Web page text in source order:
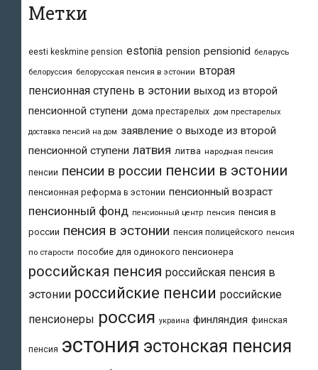
Метки
eesti keskmine pension estonia pension pensionid беларусь
белоруссия белорусская пенсия в эстонии вторая
пенсионная ступень в эстонии выход из второй
пенсионной ступени дома престарелых дом престарелых
доставка пенсий на дом заявление о выходе из второй
пенсионной ступени латвия литва народная пенсия
пенсии пенсии в россии пенсии в эстонии
пенсионная реформа в эстонии пенсионный возраст
пенсионный фонд пенсионный центр пенсия пенсия в
россии пенсия в эстонии пенсия полицейского пенсия
по старости пособие для одинокого пенсионера
российская пенсия российская пенсия в
эстонии российские пенсии российские
пенсионеры россия украина финляндия финская
пенсия эстония эстонская пенсия